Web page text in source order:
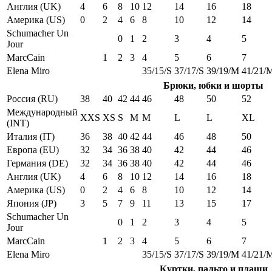
Англия (UK)
4 6 8 10 12 14 16
18
Америка (US)
0 2 4 6 8 10 12
14
Schumacher Un
Jour
0 1 2 3 4
5
MarcCain
1 2 3 4 5 6
7
Elena Miro
35/15/S 37/17/S 39/19/M 41/21/
Брюки, юбки и шорты
Россия (RU)
38 40 42 44 46 48 50
52
Международный
(INT)
XXS XS S M M L L
XL
Италия (IT)
36 38 40 42 44 46 48
50
Европа (EU)
32 34 36 38 40 42 44
46
Германия (DE)
32 34 36 38 40 42 44
46
Англия (UK)
4 6 8 10 12 14 16
18
Америка (US)
0 2 4 6 8 10 12
14
Япония (JP)
3 5 7 9 11 13 15
17
Schumacher Un
Jour
0 1 2 3 4
5
MarcCain
1 2 3 4 5 6
7
Elena Miro
35/15/S 37/17/S 39/19/M 41/21/
Куртки, пальто и плащи